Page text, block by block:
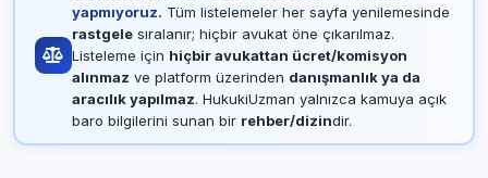
yapmıyoruz. Tüm listelemeler her sayfa yenilemesinde
rastgelesıralanır; hiçbir avukat öne çıkarılmaz.
Listeleme için hiçbir avukattan ücret/komisyon
alınmaz ve platform üzerinden danışmanlık ya da
aracılık yapılmaz. HukukiUzman yalnızca kamuya açık
baro bilgilerini sunan bir rehber/dizindir.